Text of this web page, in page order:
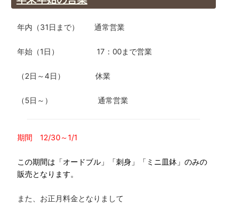
年内（31日まで） 通常営業
年始（1日） 17：00まで営業
（2日～4日） 休業
（5日～） 通常営業
期間 12/30～1/1
この期間は「オードブル」「刺身」「ミニ皿鉢」のみの
販売となります。
また、お正月料金となりまして